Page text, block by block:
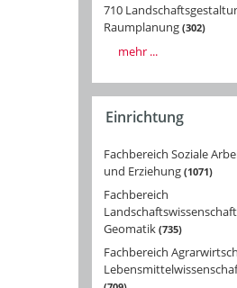
710
Raumplanung 302
mehr ...
Einrichtung
Fachbereich Soziale
und Erziehung 1071
Fachbereich
Geomatik 735
Fachbereich